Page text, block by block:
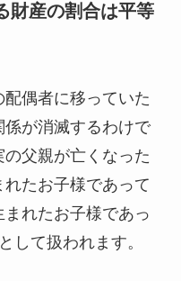
財産の割合は平等
偶者に移っていた
係が消滅するわけで
父親が亡くなった
たお子様であって
れたお子様であっ
して扱われます。